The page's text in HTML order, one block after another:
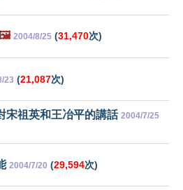
2004/8/25 (31,470次)
23 (21,087次)
宋祖英和王冶平的講話 2004/7/25
2004/7/20 (29,594次)